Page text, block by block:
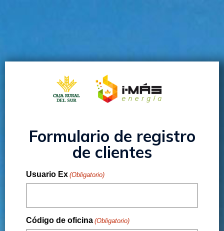
Formulario de registro
de clientes
Usuario Ex (Obligatorio)
Código de oficina (Obligatorio)